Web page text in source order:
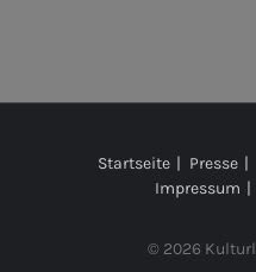
Startseite Presse
Impressum
© 2026